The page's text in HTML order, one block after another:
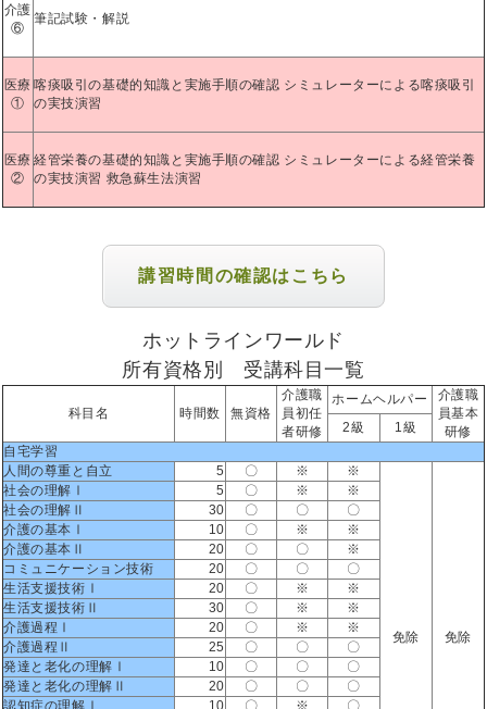
介護
⑥
筆記試験・解説
医療
①
喀痰吸引の基礎的知識と実施手順の確認 シミュレーターによる喀痰吸引
の実技演習
医療
②
経管栄養の基礎的知識と実施手順の確認 シミュレーターによる経管栄養
の実技演習 救急蘇生法演習
講習時間の確認はこちら
ホットラインワールド
所有資格別 受講科目一覧
科目名 時間数 無資格
介護職
員初任
者研修
ホームヘルパー
介護職
員基本
研修
2級
1級
自宅学習
人間の尊重と自立
5 〇 ※ ※
免除 免除
社会の理解Ⅰ 5 〇 ※
※
社会の理解Ⅱ
30 〇 〇
〇
介護の基本Ⅰ
10 〇 ※
※
介護の基本Ⅱ
20 〇 〇
※
コミュニケーション技術
20 〇 〇
〇
生活支援技術Ⅰ
20 〇 ※
※
生活支援技術Ⅱ
30 〇 ※
※
介護過程Ⅰ
20 〇 ※
※
介護過程Ⅱ
25 〇 〇
〇
発達と老化の理解Ⅰ
10 〇 〇
〇
発達と老化の理解Ⅱ
20 〇 〇
〇
認知症の理解Ⅰ
10 〇 ※ 〇